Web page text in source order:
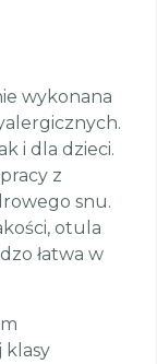
wykonana
i dla dzieci.
z
snu.
otula
łatwa w
klasy